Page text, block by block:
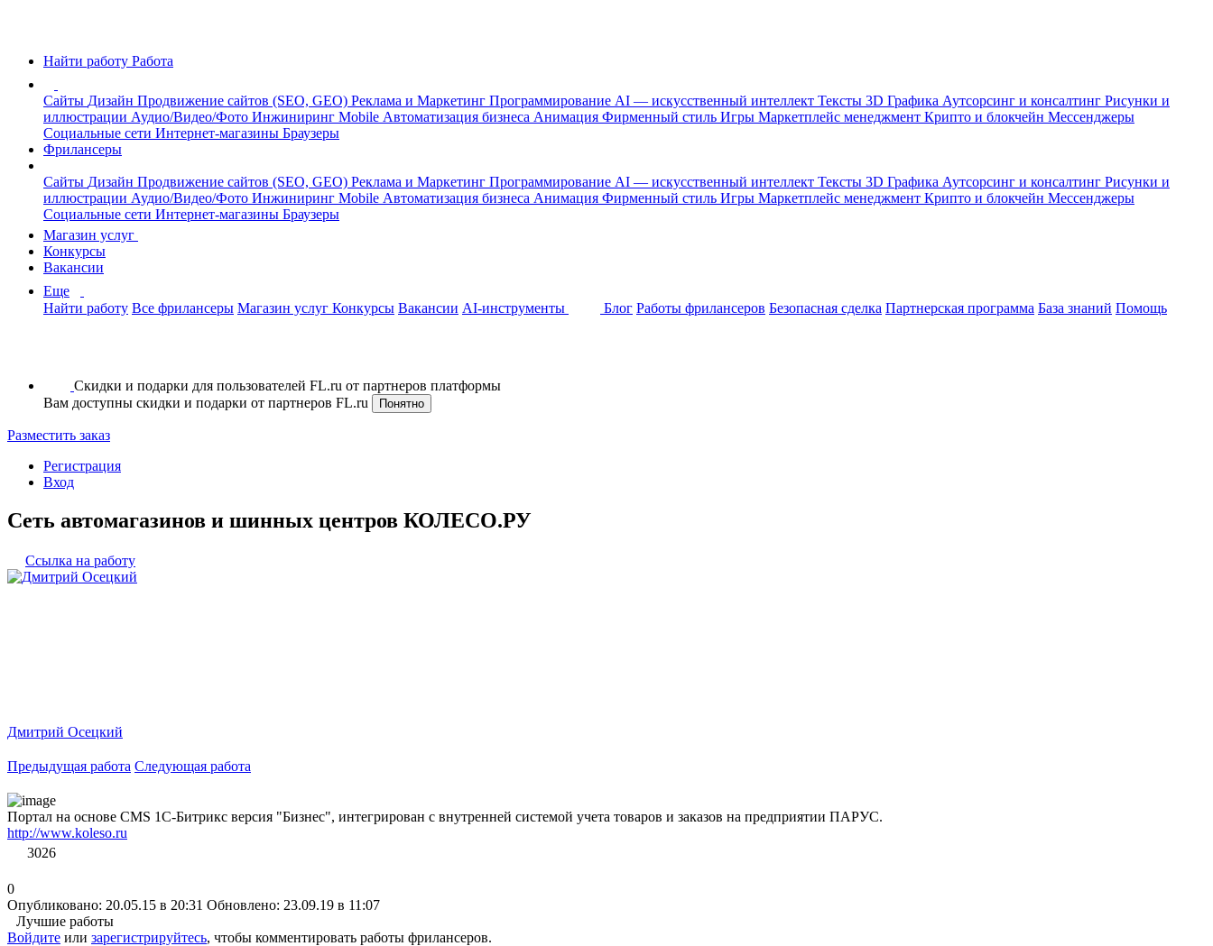
Найти работу Работа
Сайты Дизайн Продвижение сайтов (SEO, GEO) Реклама и Маркетинг Программирование AI — искусственный интеллект Тексты 3D Графика Аутсорсинг и консалтинг Рисунки и
иллюстрации Аудио/Видео/Фото Инжиниринг Mobile Автоматизация бизнеса Анимация Фирменный стиль Игры Маркетплейс менеджмент Крипто и блокчейн Мессенджеры
Социальные сети Интернет-магазины Браузеры
Фрилансеры
Сайты Дизайн Продвижение сайтов (SEO, GEO) Реклама и Маркетинг Программирование AI — искусственный интеллект Тексты 3D Графика Аутсорсинг и консалтинг Рисунки и
иллюстрации Аудио/Видео/Фото Инжиниринг Mobile Автоматизация бизнеса Анимация Фирменный стиль Игры Маркетплейс менеджмент Крипто и блокчейн Мессенджеры
Социальные сети Интернет-магазины Браузеры
Магазин услуг
Конкурсы
Вакансии
Еще
Найти работу Все фрилансеры Магазин услуг Конкурсы Вакансии AI-инструменты Блог Работы фрилансеров Безопасная сделка Партнерская программа База знаний Помощь
Скидки и подарки для пользователей FL.ru от партнеров платформы
Вам доступны скидки и подарки от партнеров FL.ru
Понятно
Разместить заказ
Регистрация
Вход
Сеть автомагазинов и шинных центров КОЛЕСО.РУ
Ссылка на работу
Дмитрий Осецкий
Предыдущая работа Следующая работа
Портал на основе CMS 1C-Битрикс версия "Бизнес", интегрирован с внутренней системой учета товаров и заказов на предприятии ПАРУС.
http://www.koleso.ru
3026
0
Опубликовано: 20.05.15 в 20:31 Обновлено: 23.09.19 в 11:07
Лучшие работы
Войдите или зарегистрируйтесь, чтобы комментировать работы фрилансеров.